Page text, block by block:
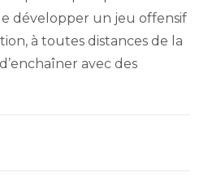
développer un jeu offensif
à toutes distances de la
avec des